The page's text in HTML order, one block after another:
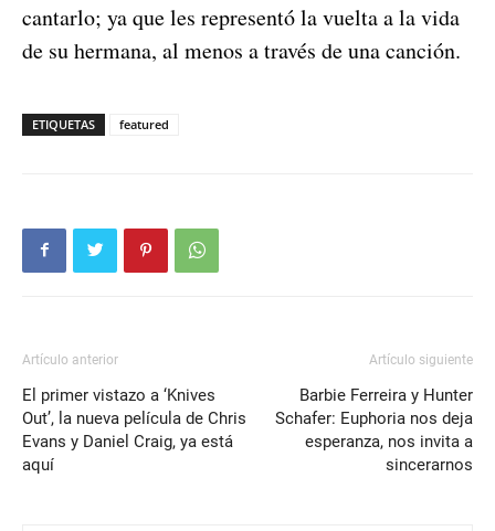
cantarlo; ya que les representó la vuelta a la vida
de su hermana, al menos a través de una canción.
ETIQUETAS featured
Artículo anterior
El primer vistazo a ‘Knives
Out’, la nueva película de Chris
Evans y Daniel Craig, ya está
aquí
Artículo siguiente
Barbie Ferreira y Hunter
Schafer: Euphoria nos deja
esperanza, nos invita a
sincerarnos